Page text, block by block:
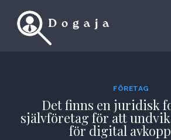
FÖRETAG
Det finns en juridisk
självföretag för att
för digital